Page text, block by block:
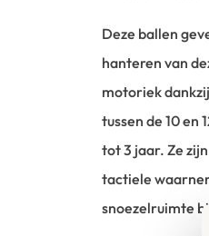
Deze ballen
hanteren van
motoriek
tussen de 10 en
tot 3 jaar. Ze
tactiele
snoezelruimte